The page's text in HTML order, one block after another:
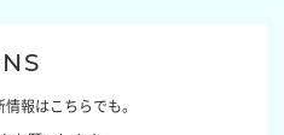
報はこちらでも。